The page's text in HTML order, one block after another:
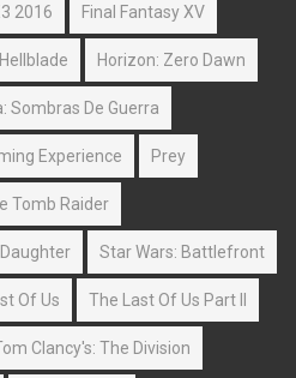
2016 Final Fantasy XV
Hellblade Horizon: Zero Dawn
Sombras De Guerra
Experience Prey
Tomb Raider
Star Wars: Battlefront
Of Us The Last Of Us Part II
Clancy's: The Division